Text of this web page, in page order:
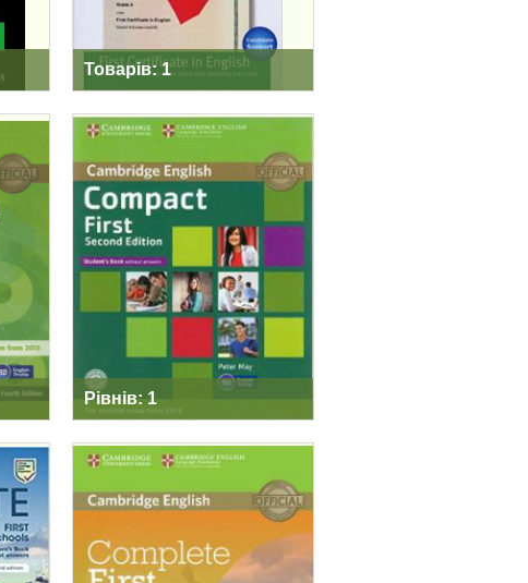
Товарів: 1
Рівнів: 1
COMPACT FIRST
SECOND EDITION
COMPLETE FIRST
FOR SCHOOLS